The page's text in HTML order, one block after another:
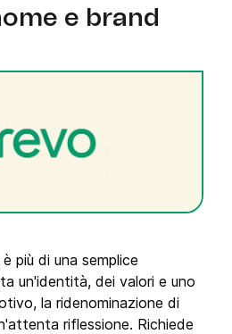
e brand
più di una semplice
un'identità, dei valori e uno
la ridenominazione di
riflessione. Richiede